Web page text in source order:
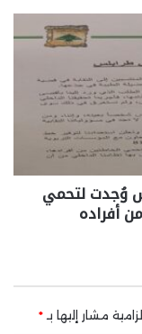
وُجدت لتحمي
أفراده
مشار إليها بـ *